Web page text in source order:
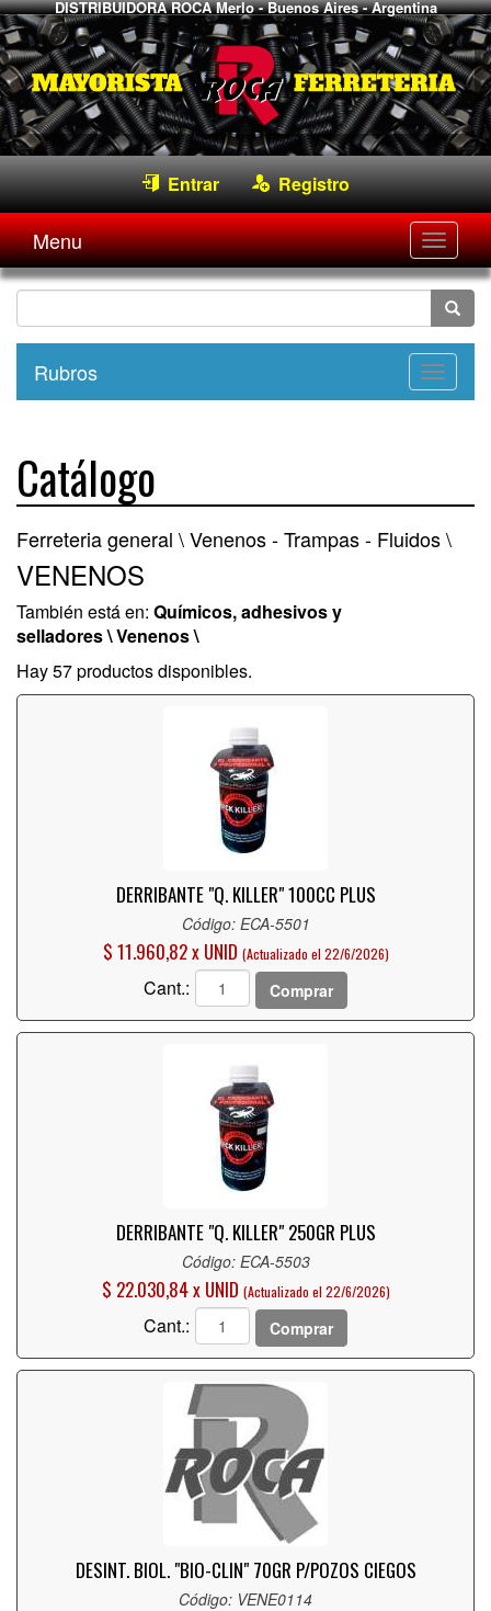
DISTRIBUIDORA ROCA Merlo - Buenos Aires - Argentina
Entrar Registro
Menu
Rubros
Catálogo
Ferreteria general \Venenos - Trampas - Fluidos \
VENENOS
También está en: Químicos, adhesivos y
selladores \ Venenos \
Hay 57 productos disponibles.
DERRIBANTE "Q. KILLER" 100CC PLUS
Código: ECA-5501
$ 11.960,82 x UNID (Actualizado el 22/6/2026)
Cant.: Comprar
DERRIBANTE "Q. KILLER" 250GR PLUS
Código: ECA-5503
$ 22.030,84 x UNID (Actualizado el 22/6/2026)
Cant.: Comprar
DESINT. BIOL. "BIO-CLIN" 70GR P/POZOS CIEGOS
Código: VENE0114